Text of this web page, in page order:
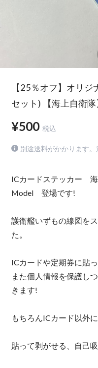
【25％オフ】オリ
セット) 【海上自衛
¥500 税込
別途送料がかかります。
ICカードステッカー 海
Model 登場です!
護衛艦いずもの線図を
た。
ICカードや定期券に貼
また個人情報を保護し
きます!
もちろんICカード以外
貼って剥がせる、自己